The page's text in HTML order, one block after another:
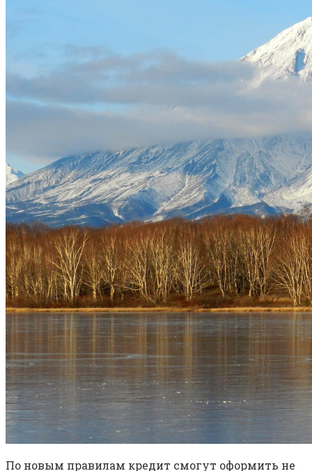
По новым правилам кредит смогут оформить не